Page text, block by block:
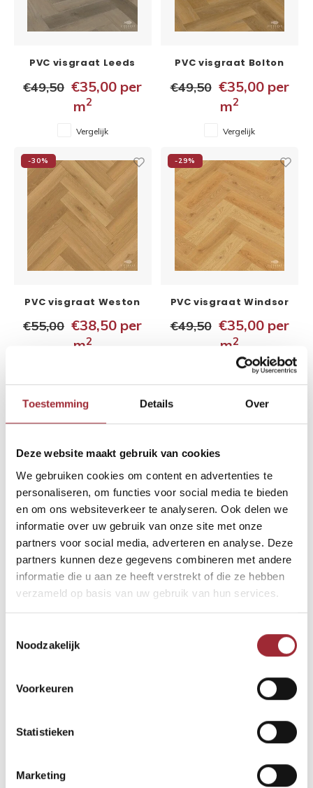
Toestemming Details Over
Deze website maakt gebruik van cookies
We gebruiken cookies om content en advertenties te
personaliseren, om functies voor social media te bieden
en om ons websiteverkeer te analyseren. Ook delen we
informatie over uw gebruik van onze site met onze
partners voor social media, adverteren en analyse. Deze
partners kunnen deze gegevens combineren met andere
informatie die u aan ze heeft verstrekt of die ze hebben
verzameld op basis van uw gebruik van hun services.
Noodzakelijk
Voorkeuren
Statistieken
Marketing
PVC visgraat Leeds
€49,50 €35,00 per
m2
Vergelijk
PVC visgraat Bolton
€49,50 €35,00per
m2
Vergelijk
-30%
PVC visgraat Weston
€55,00 €38,50 per
m2
-29%
PVC visgraat Windsor
€49,50 €35,00per
m2
Vergelijk
-30%
PVC visgraat Bradford
5x150x750 mm
€55,00 €38,50per
m 2
PVC visgraat Richmond
5x150x750 mm
€55,00 €38,50per
m 2
PVC visgraat Luton
PVC visgraat Preston